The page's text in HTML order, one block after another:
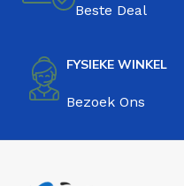
Beste Deal
FYSIEKE WINKEL
Bezoek Ons